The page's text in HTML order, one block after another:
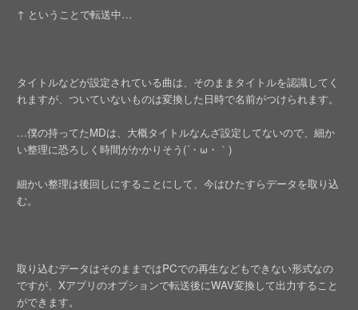
↑ ということで転送中…
タイトルなどが設定されている曲は、そのままタイトルを認識してく
れますが、ついていないものは変換した日時で名前がつけられます。
…僕の持ってたMDは、大概タイトルなんざ設定してないので、細か
い整理に恐ろしく時間がかかりそう(´・ω・｀)
細かい整理は後回しにすることにして、今はひたすらデータを取り込
む。
取り込むデータはそのままではPCでの再生などもできない形式なの
ですが、Xアプリのオプションで転送後にWAV変換して出力すること
ができます。